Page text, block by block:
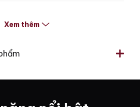
(mở khóa trong 0.5s), cảm
động phóng chốt và khóa
Xem thêm